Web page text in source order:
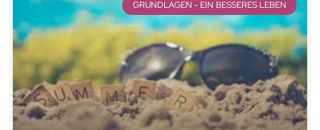
GRUNDLAGEN - EIN BESSERES LEBEN